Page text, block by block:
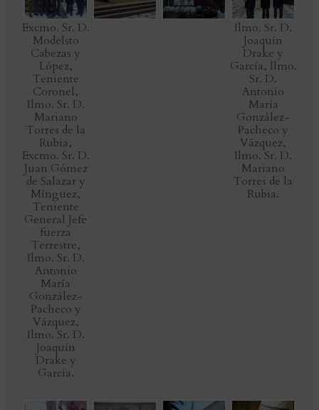
Excmo. Sr. D.
Modelsto
Cabezas y
López,
Teniente
Coronel,
Ilmo. Sr. D.
Mariano
Torres de la
Rubia,
Excmo. Sr. D.
Juan Gómez
de Salazar y
Mínguez,
Teniente
General Jefe
fuerza
Terrestre,
Ilmo. Sr. D.
Antonio
María
González-
Pacheco y
Vázquez,
Ilmo. Sr. D.
Joaquín
Drake y
García.
Ilmo. Sr. D.
Joaquín
Drake y
García, Ilmo.
Sr. D.
Antonio
María
González-
Pacheco y
Vázquez,
Ilmo. Sr. D.
Mariano
Torres de la
Rubia.